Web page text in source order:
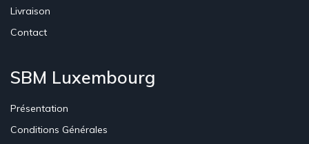
Livraison
Contact
SBM Luxembourg
Présentation
Conditions Générales